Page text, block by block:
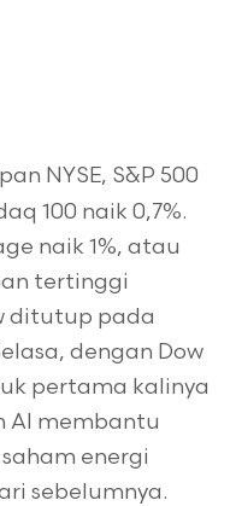
NYSE, S&P 500
100 naik 0,7%.
naik 1%, atau
tertinggi
ditutup pada
dengan Dow
pertama kalinya
AI membantu
energi
sebelumnya.